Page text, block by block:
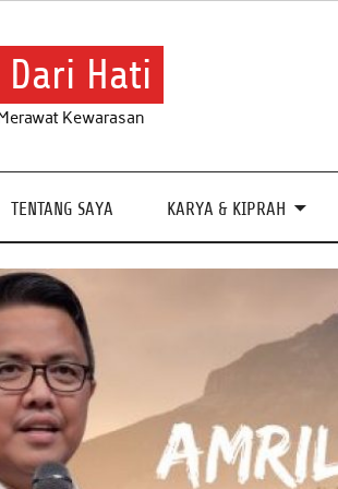
Dari Hati
Kewarasan
TENTANG SAYA KARYA & KIPRAH